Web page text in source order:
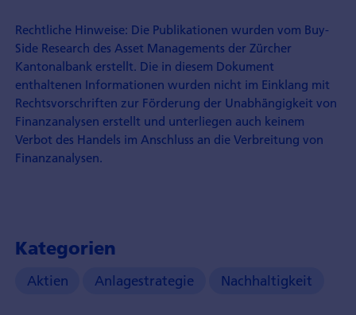
Rechtliche Hinweise: Die Publikationen wurden vom Buy-
Side Research des Asset Managements der Zürcher
Kantonalbank erstellt. Die in diesem Dokument
enthaltenen Informationen wurden nicht im Einklang mit
Rechtsvorschriften zur Förderung der Unabhängigkeit von
Finanzanalysen erstellt und unterliegen auch keinem
Verbot des Handels im Anschluss an die Verbreitung von
Finanzanalysen.
Kategorien
Aktien Anlagestrategie Nachhaltigkeit